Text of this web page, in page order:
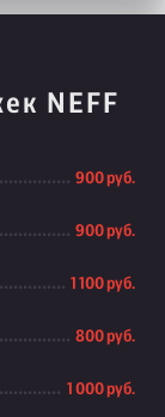
NEFF
900 руб.
900 руб.
1 100 руб.
800 руб.
1 000 руб.